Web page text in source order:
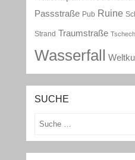
Passstraße Pub Ruine
Strand Traumstraße
Wasserfall
SUCHE
Suchen